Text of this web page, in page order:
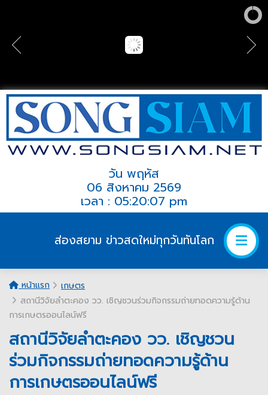
วัน พฤหัส
06 สิงหาคม 2569
เวลา : 05:20:07 pm
ส่องสยาม ข่าวสดใหม่ทุกวันทันโลก
หน้าแรก
เกษตร
สถานีวิจัยลำตะคอง วว. เชิญชวนร่วมกิจกรรมถ่ายทอดความรู้ด้าน
การเกษตรออนไลน์ฟรี ​
สถานีวิจัยลำตะคอง วว. เชิญชวน
ร่วมกิจกรรมถ่ายทอดความรู้ด้าน
การเกษตรออนไลน์ฟรี ​